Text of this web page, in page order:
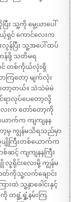
သူ့ကို မွေ့ယာပေါ်
ယ့်ရှင် ကောင်လေးက
န်ပြီး သူ့အပေါ် ထပ်
ကန်ဖို့ သတိမရ
ာင် တစ်ကိုယ်လုံးရှိ
ြတော့ မျက်လုံး
တော့တယ်။ သဲသဲမဲမဲ
င်ရာလုပ်ပေတော့လို့
ေးက တော်တော့ကို
ာက်က ကျကျနန
မှ ကျွန်မသိရသည်မှာ
ပျိုကြီးတစ်ယောက်က
ဆင့် ကျကျနနကြီး
ရိုင်းလေးမို့ ကျွန်မ
ာတ်ကိုသူ့လက်ချောင်း
ထဲ သူ့နှာခေါင်းနှင့်
ကို တရှုံ့ရှုံ့နမ်းကြ